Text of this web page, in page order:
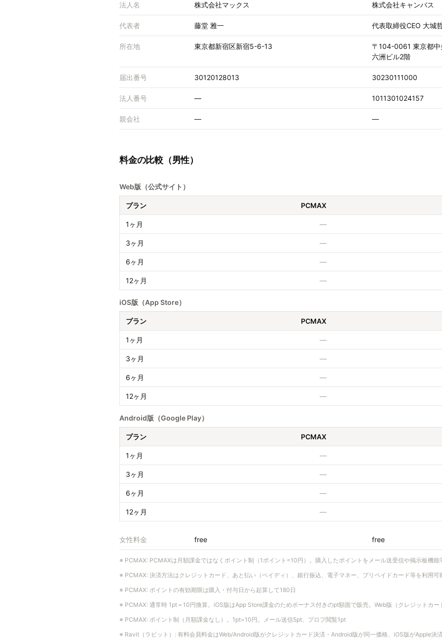
法人名 株式会社マックス 株式会社キャンバス
代表者 藤堂 雅一 代表取締役CEO 大城
所在地 東京都新宿区新宿5-6-13
〒104-0061 東京都中
六洲ビル2階
届出番号 30120128013 30230111000
法人番号 — 1011301024157
親会社 — —
料金の比較（男性）
Web版（公式サイト）
プラン PCMAX
1ヶ月 —
3ヶ月 —
6ヶ月 —
12ヶ月 —
iOS版（App Store）
プラン PCMAX
1ヶ月 —
3ヶ月 —
6ヶ月 —
12ヶ月 —
Android版（Google Play）
プラン PCMAX
1ヶ月 —
3ヶ月 —
6ヶ月 —
12ヶ月 —
女性料金 free free
※ PCMAX: PCMAXは月額課金ではなくポイント制（1ポイント=10円）。購入したポイントをメール送受信や掲示板機能
※ PCMAX: 決済方法はクレジットカード、あと払い（ペイディ）、銀行振込、電子マネー、プリペイドカード等を利用可
※ PCMAX: ポイントの有効期限は購入・付与日から起算して180日
※ PCMAX: 通常時 1pt＝10円換算。iOS版はApp Store課金のためボーナス付きのpt額面で販売。Web版（クレジットカ
※ PCMAX: ポイント制（月額課金なし）。1pt=10円。メール送信5pt、プロフ閲覧1pt
※ Ravit（ラビット） : 有料会員料金はWeb/Android版がクレジットカード決済・Android版が同一価格、iOS版がApple決